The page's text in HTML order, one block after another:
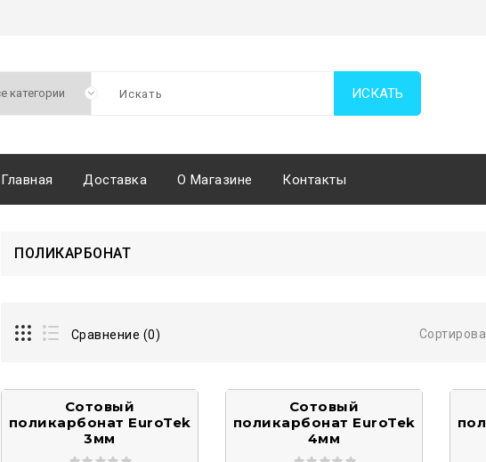
ИСКАТЬ
Главная Доставка О Магазине Контакты
ПОЛИКАРБОНАТ
Сравнение (0)
Сотовый
поликарбонат EuroTek
3мм
Сотовый
поликарбонат EuroTek
4мм